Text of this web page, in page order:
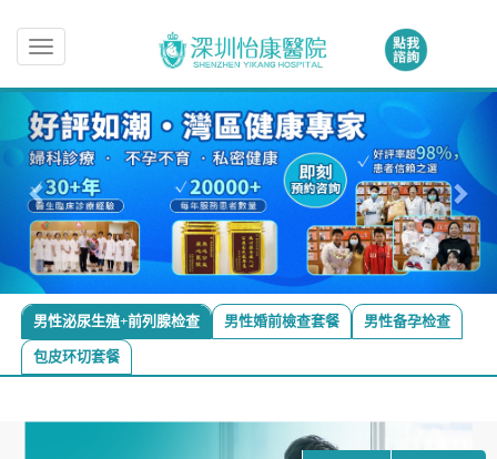
Toggle
navigation
男性泌尿生殖+前列腺检查 男性婚前檢查套餐 男性备孕检查
包皮环切套餐